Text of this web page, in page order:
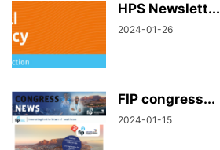
HPS Newslett...
2024-01-26
FIP congress...
2024-01-15